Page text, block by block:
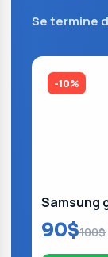
Se termine
-10%
Samsung
90$100$